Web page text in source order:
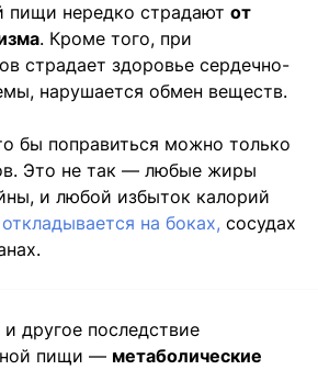
нередко страдают от
. Кроме того, при
страдает здоровье сердечно-
нарушается обмен веществ.
бы поправиться можно только
Это не так — любые жиры
и любой избыток калорий
на боках, сосудах
другое последствие
пищи — метаболические